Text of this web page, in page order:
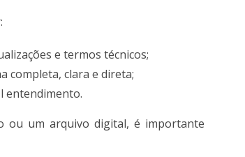
e termos técnicos;
completa, clara e direta;
entendimento.
ou um arquivo digital, é importante